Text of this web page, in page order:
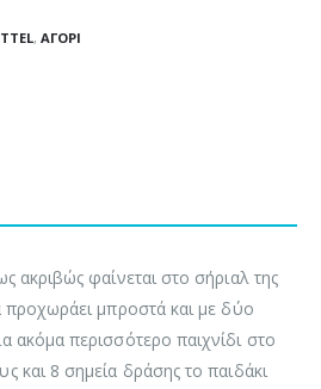
, ΑΓΌΡΙ
ακριβώς φαίνεται στο σήριαλ της
μπροστά και με δύο
ακόμα περισσότερο παιχνίδι στο
και 8 σημεία δράσης το παιδάκι